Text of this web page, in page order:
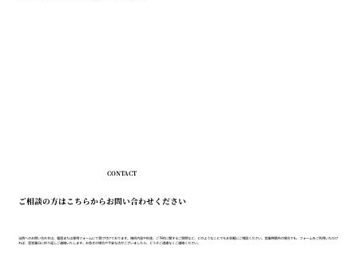
CONTACT
ご相談の方はこちらからお問い合わせください
当院へのお問い合わせは、電話または専用フォームにて受け付けております。施術内容や料金、ご予約に関するご質問など、どのようなことでもお気軽にご相談ください。営業時間外の場合でも、フォームをご利用いただけ
れば、翌営業日に折り返しご連絡いたします。お急ぎの場合や不安な点がございましたら、どうぞご遠慮なくご連絡ください。